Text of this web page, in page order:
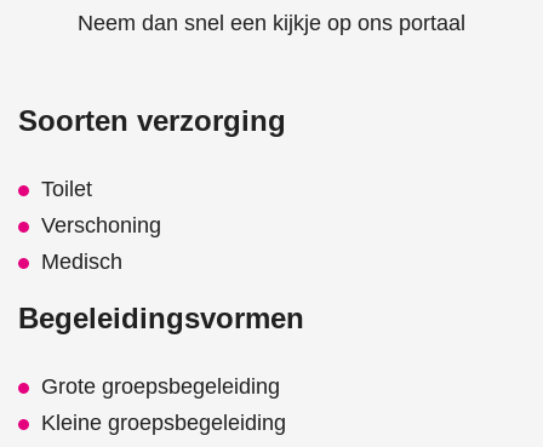
Neem dan snel een kijkje op ons portaal
Soorten verzorging
Toilet
Verschoning
Medisch
Begeleidingsvormen
Grote groepsbegeleiding
Kleine groepsbegeleiding